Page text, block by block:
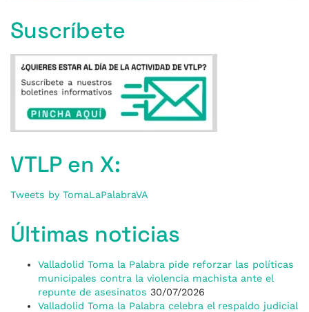
Suscríbete
VTLP en X:
Tweets by TomaLaPalabraVA
Últimas noticias
Valladolid Toma la Palabra pide reforzar las políticas
municipales contra la violencia machista ante el
repunte de asesinatos 30/07/2026
Valladolid Toma la Palabra celebra el respaldo judicial